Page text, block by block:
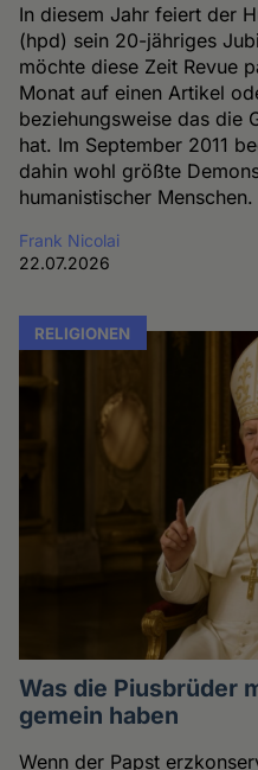
In diesem Jahr feiert der
(hpd) sein 20-jähriges
möchte diese Zeit Revue
Monat auf einen Artikel
beziehungsweise das die
hat. Im September 2011
dahin wohl größte
humanistischer Menschen.
Frank Nicolai
22.07.2026
RELIGIONEN
Was die Piusbrüder
gemein haben
Wenn der Papst